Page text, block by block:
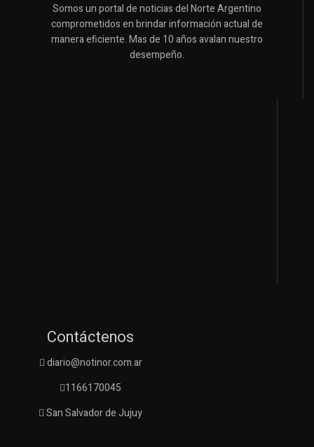
Somos un portal de noticias del Norte Argentino
comprometidos en brindar información actual de
manera eficiente. Mas de 10 años avalan nuestro
desempeño.
Contáctenos
diario@notinor.com.ar
1166170045
San Salvador de Jujuy